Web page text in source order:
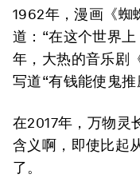
1962年，漫画《蜘
道：“在这个世界
年，大热的音乐剧
写道“有钱能使鬼推
在2017年，万物灵
含义啊，即使比起
了。